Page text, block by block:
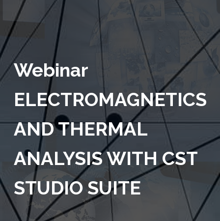
Webinar
ELECTROMAGNETICS
AND THERMAL
ANALYSIS WITH CST
STUDIO SUITE